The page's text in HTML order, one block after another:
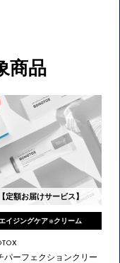
商品
【定額お届けサービス】
エイジングケア ※ クリーム
パーフェクションクリー